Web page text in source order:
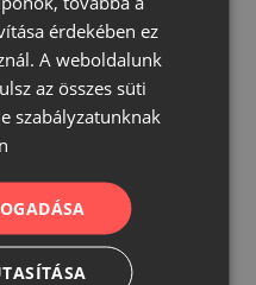
érdekében ez
A weboldalunk
az összes süti
szabályzatunknak